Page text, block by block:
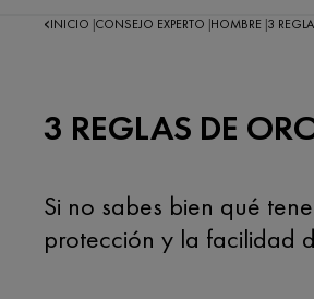
INICIO CONSEJO EXPERTO HOMBRE 3
3 REGLAS DE
Si no sabes bien qué
protección y la facilidad